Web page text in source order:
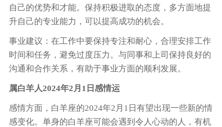
自己的优势和才能。保持积极进取的态度，多方面地提
升自己的专业能力，可以提高成功的机会。
事业建议：在工作中要保持专注和耐心，合理安排工作
时间和任务，避免过度压力。与同事和上司保持良好的
沟通和合作关系，有助于事业方面的顺利发展。
属白羊人2024年2月1日感情运
感情方面，白羊座的2024年2月1日有望出现一些新的情
感变化。单身的白羊座可能会遇到令人心动的人，有机